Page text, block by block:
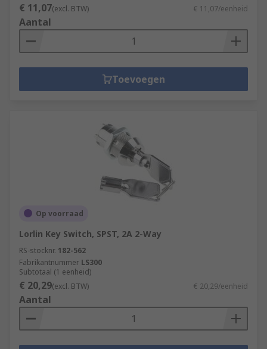
€ 11,07(excl. BTW) € 11,07/eenheid
Aantal
Toevoegen
Op voorraad
Lorlin Key Switch, SPST, 2A 2-Way
RS-stocknr. 182-562
Fabrikantnummer LS300
Subtotaal (1 eenheid)
€ 20,29(excl. BTW) € 20,29/eenheid
Aantal